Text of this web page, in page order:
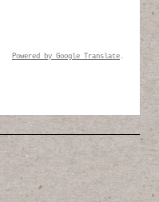
Powered by Google Translate .